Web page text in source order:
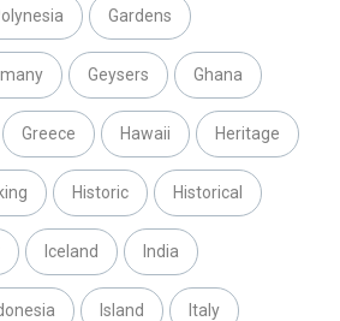
Gardens
Geysers Ghana
Greece Hawaii Heritage
Historic Historical
Iceland India
Island Italy